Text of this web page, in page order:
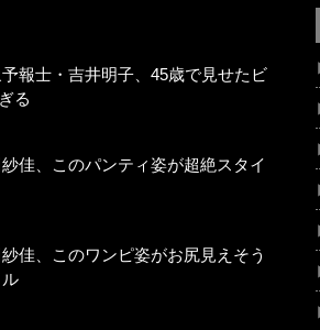
予報士・吉井明子、45歳で見せたビ
る
紗佳、このパンティ姿が超絶スタイ
紗佳、このワンピ姿がお尻見えそう